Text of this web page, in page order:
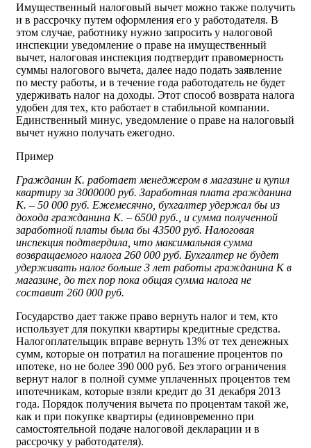
Имущественный налоговый вычет можно также получить
и в рассрочку путем оформления его у работодателя. В
этом случае, работнику нужно запросить у налоговой
инспекции уведомление о праве на имущественный
вычет, налоговая инспекция подтвердит правомерность
суммы налогового вычета, далее надо подать заявление
по месту работы, и в течение года работодатель не будет
удерживать налог на доходы. Этот способ возврата налога
удобен для тех, кто работает в стабильной компании.
Единственный минус, уведомление о праве на налоговый
вычет нужно получать ежегодно.
Пример
Гражданин К. работает менеджером в магазине и купил
квартиру за 3000000 руб. Заработная плата гражданина
К. – 50 000 руб. Ежемесячно, бухгалтер удержал бы из
дохода гражданина К. – 6500 руб., и сумма полученной
заработной платы была бы 43500 руб. Налоговая
инспекция подтвердила, что максимальная сумма
возвращаемого налога 260 000 руб. Бухгалтер не будет
удерживать налог больше 3 лет работы гражданина К в
магазине, до тех пор пока общая сумма налога не
составит 260 000 руб.
Государство дает также право вернуть налог и тем, кто
использует для покупки квартиры кредитные средства.
Налогоплательщик вправе вернуть 13% от тех денежных
сумм, которые он потратил на погашение процентов по
ипотеке, но не более 390 000 руб. Без этого ограничения
вернут налог в полной сумме уплаченных процентов тем
ипотечникам, которые взяли кредит до 31 декабря 2013
года. Порядок получения вычета по процентам такой же,
как и при покупке квартиры (единовременно при
самостоятельной подаче налоговой декларации и в
рассрочку у работодателя).